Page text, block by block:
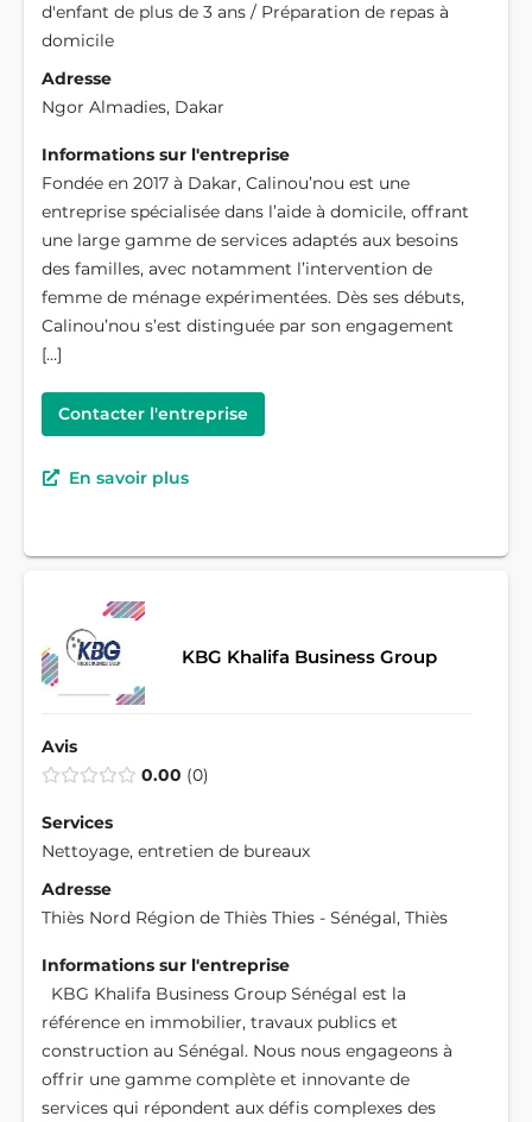
d'enfant de plus de 3 ans / Préparation de repas à
domicile
Adresse
Ngor Almadies, Dakar
Informations sur l'entreprise
Fondée en 2017 à Dakar, Calinou’nou est une
entreprise spécialisée dans l’aide à domicile, offrant
une large gamme de services adaptés aux besoins
des familles, avec notamment l’intervention de
femme de ménage expérimentées. Dès ses débuts,
Calinou’nou s’est distinguée par son engagement
[…]
Contacter l'entreprise
En savoir plus
KBG Khalifa Business Group
Avis
0.00 0
Services
Nettoyage, entretien de bureaux
Adresse
Thiès Nord Région de Thiès Thies - Sénégal, Thiès
Informations sur l'entreprise
KBG Khalifa Business Group Sénégal est la
référence en immobilier, travaux publics et
construction au Sénégal. Nous nous engageons à
offrir une gamme complète et innovante de
services qui répondent aux défis complexes des